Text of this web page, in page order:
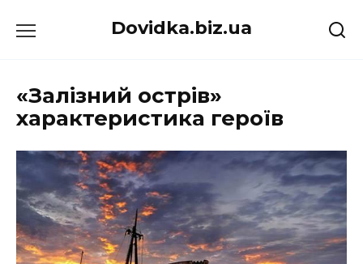
до
Dovidka.biz.ua
«Залізний острів»
характеристика героїв